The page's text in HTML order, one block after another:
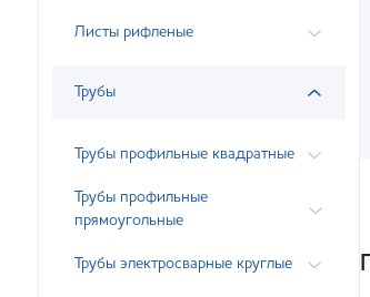
Листы рифленые
Трубы
Трубы профильные квадратные
Трубы профильные
прямоугольные
Трубы электросварные круглые